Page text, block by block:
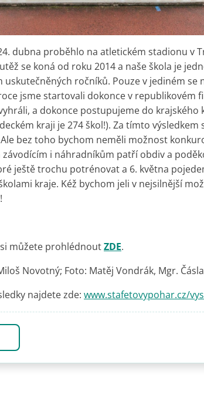
dubna proběhlo na atletickém stadionu v
se koná od roku 2014 a naše škola je
uskutečněných ročníků. Pouze v jediném
jsme startovali dokonce v republikovém
a dokonce postupujeme do krajského
kraji je 274 škol!). Za tímto
bez toho bychom neměli možnost
závodícím i náhradníkům patří obdiv a
ještě trochu potrénovat a 6. května
kraje. Kéž bychom jeli v nejsilnější
můžete prohlédnoutZDE.
Novotný; Foto: Matěj Vondrák, Mgr.
najdete zde: www.stafetovypohar.cz/